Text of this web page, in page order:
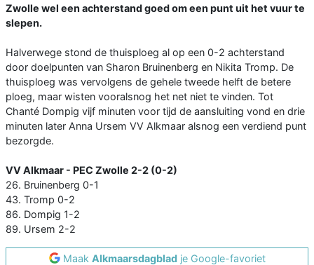
Zwolle wel een achterstand goed om een punt uit het vuur te
slepen.
Halverwege stond de thuisploeg al op een 0-2 achterstand
door doelpunten van Sharon Bruinenberg en Nikita Tromp. De
thuisploeg was vervolgens de gehele tweede helft de betere
ploeg, maar wisten vooralsnog het net niet te vinden. Tot
Chanté Dompig vijf minuten voor tijd de aansluiting vond en drie
minuten later Anna Ursem VV Alkmaar alsnog een verdiend punt
bezorgde.
VV Alkmaar - PEC Zwolle 2-2 (0-2)
26. Bruinenberg 0-1
43. Tromp 0-2
86. Dompig 1-2
89. Ursem 2-2
Maak Alkmaarsdagbladje Google-favoriet